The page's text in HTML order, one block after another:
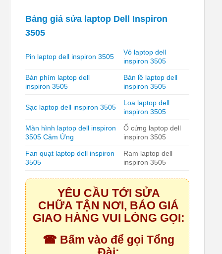
Bảng giá sửa laptop Dell Inspiron
3505
Pin laptop dell inspiron 3505
Vỏ laptop dell
inspiron 3505
Bàn phím laptop dell
inspiron 3505
Bản lề laptop dell
inspiron 3505
Sạc laptop dell inspiron 3505
Loa laptop dell
inspiron 3505
Màn hình laptop dell inspiron
3505 Cảm Ứng
Ổ cứng laptop dell
inspiron 3505
Fan quạt laptop dell inspiron
3505
Ram laptop dell
inspiron 3505
YÊU CẦU TỚI SỬA
CHỮA TẬN NƠI, BÁO GIÁ
GIAO HÀNG VUI LÒNG GỌI:
☎ Bấm vào để gọi Tổng